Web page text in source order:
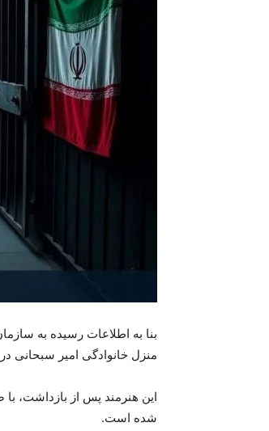
منزل خانوادگی امیر سبحانی
شده است.